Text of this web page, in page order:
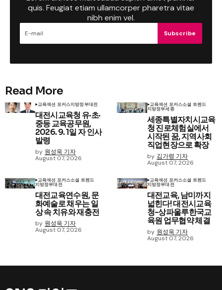
quis. Feugiat etiam ullamcorper pharetra vitae
nibh enim vel.
Subscribe
Read More
교육섹션 포커스지방정부대전
대전시교육청 유·초·
중등 교육공무원,
2026. 9. 1일 자 인사
발령
by 원성욱 기자
August 07, 2026
교육섹션 포커스소셜 트렌드
지방정부세종
세종특별자치시교육
청 진로체험실에서
시작된 꿈, 지역사회
직업현장으로 확장
by 김가령 기자
August 07, 2026
교육섹션 포커스소셜 트렌드
지방정부대전
대전교육연수원, 문
화예술로 채우는 일
상 속 치유와 재충전
by 원성욱 기자
August 07, 2026
교육섹션 포커스소셜 트렌드
지방정부대전
대전교육, 남미까지
넓힌다! 대전시교육
청-상파울루한국교
육원 업무협약 체결
by 원성욱 기자
August 07, 2026